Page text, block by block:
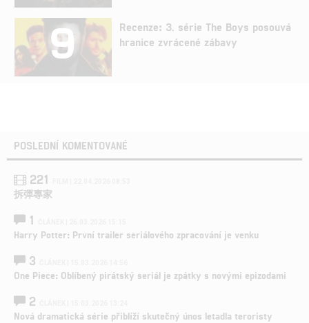
9
Recenze: 3. série The Boys posouvá
hranice zvrácené zábavy
POSLEDNÍ KOMENTOVANÉ
221
拆彈專家
1
Harry Potter: První trailer seriálového zpracování je venku
3
One Piece: Oblíbený pirátský seriál je zpátky s novými epizodami
2
Nová dramatická série přiblíží skutečný únos letadla teroristy